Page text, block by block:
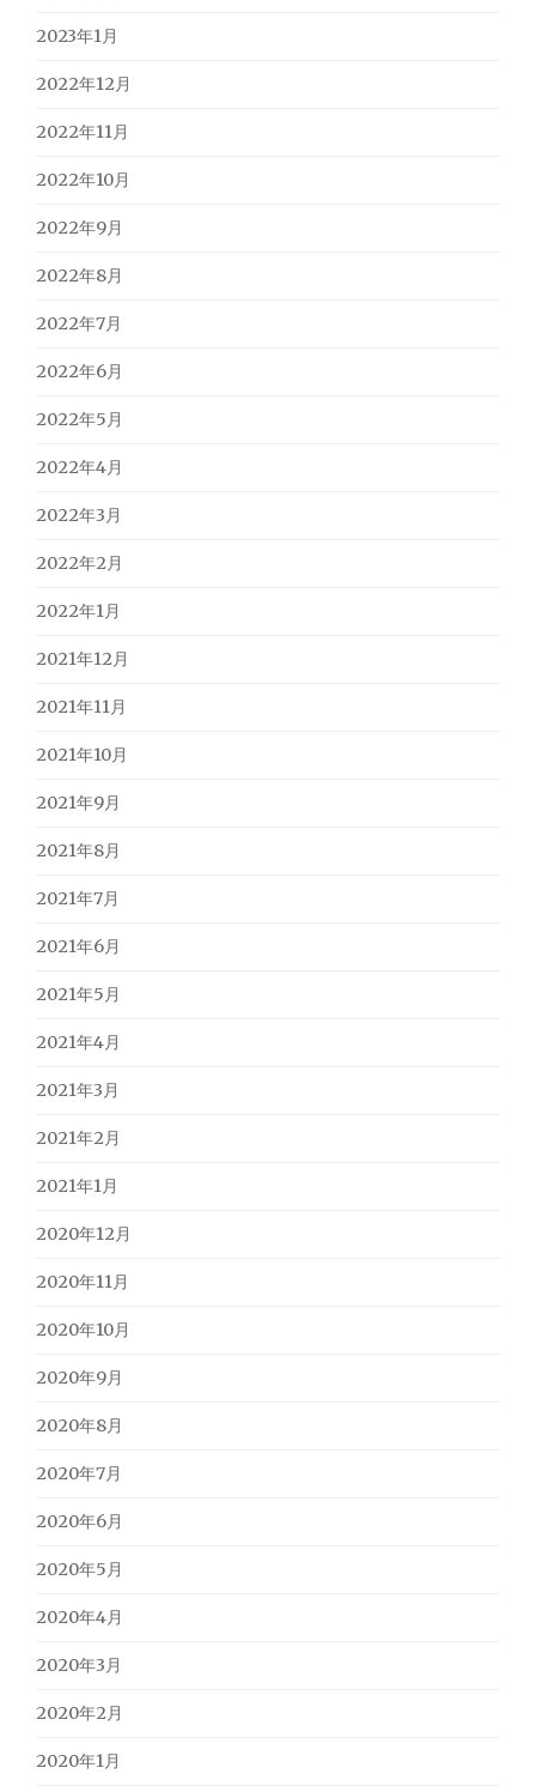
2023年1月
2022年12月
2022年11月
2022年10月
2022年9月
2022年8月
2022年7月
2022年6月
2022年5月
2022年4月
2022年3月
2022年2月
2022年1月
2021年12月
2021年11月
2021年10月
2021年9月
2021年8月
2021年7月
2021年6月
2021年5月
2021年4月
2021年3月
2021年2月
2021年1月
2020年12月
2020年11月
2020年10月
2020年9月
2020年8月
2020年7月
2020年6月
2020年5月
2020年4月
2020年3月
2020年2月
2020年1月